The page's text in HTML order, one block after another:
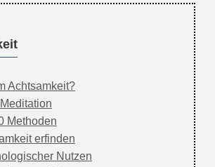
Achtsamkeit?
Methoden
erfinden
Nutzen